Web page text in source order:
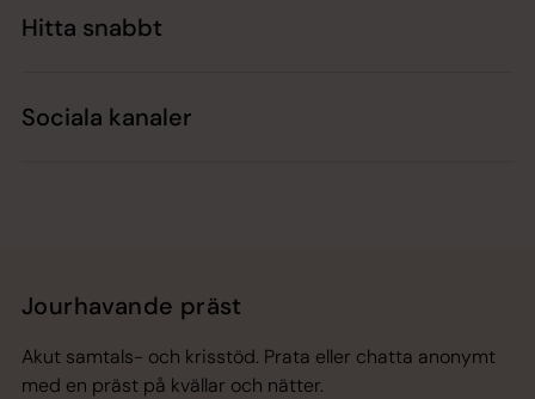
Hitta snabbt
Sociala kanaler
Jourhavande präst
Akut samtals- och krisstöd. Prata eller chatta anonymt
med en präst på kvällar och nätter.